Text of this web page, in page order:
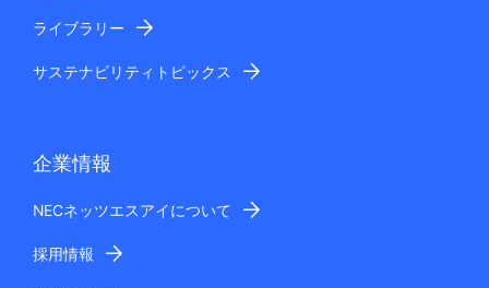
ライブラリー
サステナビリティトピックス
企業情報
NECネッツエスアイについて
採用情報